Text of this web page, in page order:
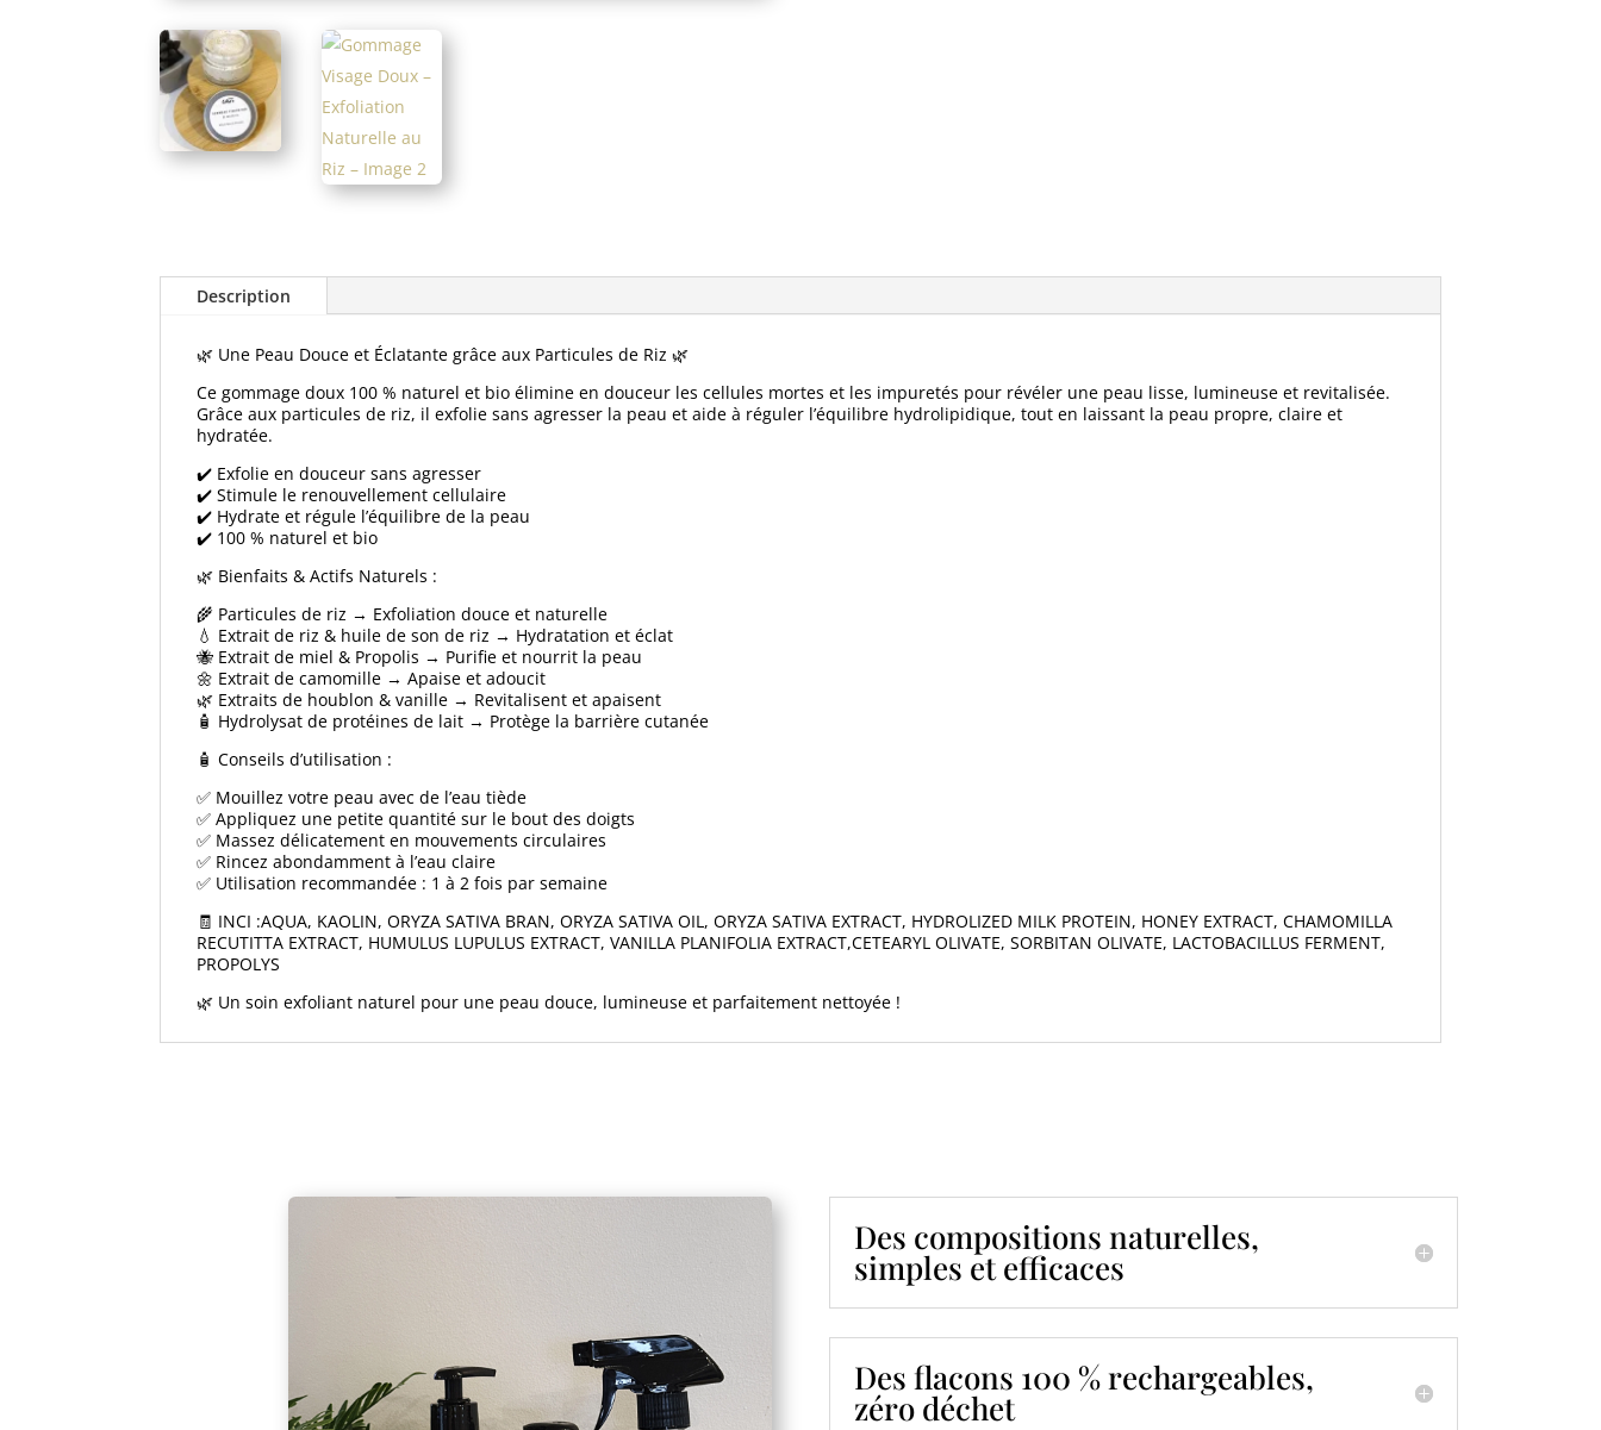
Description
🌿 Une Peau Douce et Éclatante grâce aux Particules de Riz 🌿
Ce gommage doux 100 % naturel et bio élimine en douceur les cellules mortes et les impuretés pour révéler une peau lisse, lumineuse et revitalisée.
Grâce aux particules de riz, il exfolie sans agresser la peau et aide à réguler l’équilibre hydrolipidique, tout en laissant la peau propre, claire et
hydratée.
✔️ Exfolie en douceur sans agresser
✔️ Stimule le renouvellement cellulaire
✔️ Hydrate et régule l’équilibre de la peau
✔️ 100 % naturel et bio
🌿 Bienfaits & Actifs Naturels :
🌾 Particules de riz → Exfoliation douce et naturelle
💧 Extrait de riz & huile de son de riz → Hydratation et éclat
🐝 Extrait de miel & Propolis → Purifie et nourrit la peau
🌼 Extrait de camomille → Apaise et adoucit
🌿 Extraits de houblon & vanille → Revitalisent et apaisent
🧴 Hydrolysat de protéines de lait → Protège la barrière cutanée
🧴 Conseils d’utilisation :
✅ Mouillez votre peau avec de l’eau tiède
✅ Appliquez une petite quantité sur le bout des doigts
✅ Massez délicatement en mouvements circulaires
✅ Rincez abondamment à l’eau claire
✅ Utilisation recommandée : 1 à 2 fois par semaine
🧾 INCI :AQUA, KAOLIN, ORYZA SATIVA BRAN, ORYZA SATIVA OIL, ORYZA SATIVA EXTRACT, HYDROLIZED MILK PROTEIN, HONEY EXTRACT, CHAMOMILLA
RECUTITTA EXTRACT, HUMULUS LUPULUS EXTRACT, VANILLA PLANIFOLIA EXTRACT,CETEARYL OLIVATE, SORBITAN OLIVATE, LACTOBACILLUS FERMENT,
PROPOLYS
🌿 Un soin exfoliant naturel pour une peau douce, lumineuse et parfaitement nettoyée !
Des compositions naturelles,
simples et efficaces
Des flacons 100 % rechargeables,
zéro déchet